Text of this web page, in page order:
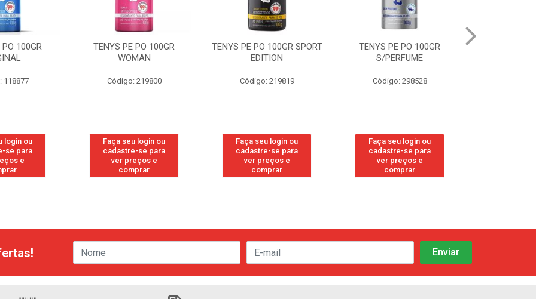
100GR
118877
login ou
se para
e
TENYS PE PO 100GR
WOMAN
Código: 219800
Faça seu login ou
cadastre-se para
ver preços e
comprar
TENYS PE PO 100GR SPORT
EDITION
Código: 219819
Faça seu login ou
cadastre-se para
ver preços e
comprar
TENYS PE PO 100GR
S/PERFUME
Código: 298528
Faça seu login ou
cadastre-se para
ver preços e
comprar